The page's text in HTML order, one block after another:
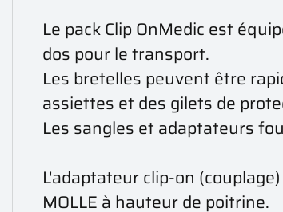
Le pack Clip OnMedic est
dos pour le transport.
Les bretelles peuvent être
assiettes et des gilets de
Les sangles et adaptateurs
L'adaptateur clip-on
MOLLE à hauteur de poitrine.